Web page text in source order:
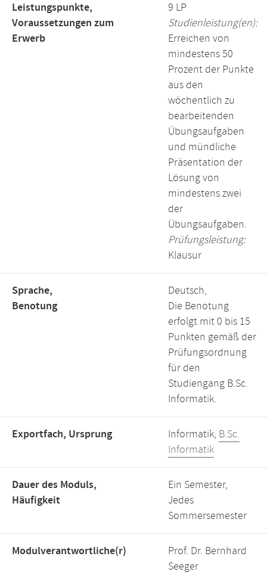
Leistungspunkte,
Voraussetzungen zum
Erwerb
9 LP
Studienleistung(en):
Erreichen von
mindestens 50
Prozent der Punkte
aus den
wöchentlich zu
bearbeitenden
Übungsaufgaben
und mündliche
Präsentation der
Lösung von
mindestens zwei
der
Übungsaufgaben.
Prüfungsleistung:
Klausur
Sprache,
Benotung
Deutsch,
Die Benotung
erfolgt mit 0 bis 15
Punkten gemäß der
Prüfungsordnung
für den
Studiengang B.Sc.
Informatik.
Exportfach, Ursprung Informatik, B.Sc.
Informatik
Dauer des Moduls,
Häufigkeit
Ein Semester,
Jedes
Sommersemester
Modulverantwortliche(r)
Prof. Dr. Bernhard
Seeger